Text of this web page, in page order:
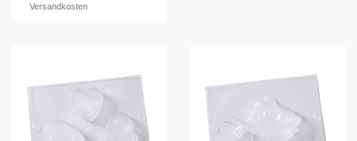
Versandkosten